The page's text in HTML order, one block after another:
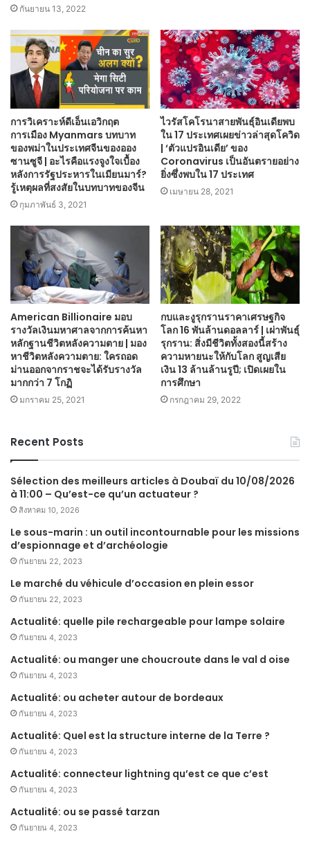
กันยายน 13, 2022
การวิเคราะห์ดีเอ็นเอวิกฤต
การเมือง Myanmars บทบาท
ของพม่าในประเทศจีนของออง
ซานซูจี | อะไรคือแรงจูงใจเบื้อง
หลังการรัฐประหารในเมียนมาร์?
รู้เหตุผลที่สงสัยในบทบาทของจีน
กุมภาพันธ์ 3, 2021
ไวรัสโคโรนาสายพันธุ์อินเดียพบ
ใน 17 ประเทศเผยข่าวล่าสุดโควิด
| ‘ตัวแปรอินเดีย’ ของ
Coronavirus เป็นอันตรายอย่าง
ยิ่งซึ่งพบใน 17 ประเทศ
เมษายน 28, 2021
American Billionaire มอบ
รางวัลเงินมหาศาลจากการค้นหา
หลักฐานชีวิตหลังความตาย | มอง
หาชีวิตหลังความตาย: ใครถอด
ม่านออกจากราชจะได้รับรางวัล
มากกว่า 7 โกฏิ
มกราคม 25, 2021
กบและงูรุกรานราคาเศรษฐกิจ
โลก 16 พันล้านดอลลาร์ | เผ่าพันธุ์
รุกราน: สิ่งมีชีวิตทั้งสองนี้สร้าง
ความหายนะให้กับโลก สูญเสีย
เงิน 13 ล้านล้านรูปี; เปิดเผยใน
การศึกษา
กรกฎาคม 29, 2022
Recent Posts
Sélection des meilleurs articles à Doubaï du 10/08/2026
à 11:00 – Qu’est-ce qu’un actuateur ?
สิงหาคม 10, 2026
Le sous-marin : un outil incontournable pour les missions
d’espionnage et d’archéologie
กันยายน 22, 2023
Le marché du véhicule d’occasion en plein essor
กันยายน 22, 2023
Actualité: quelle pile rechargeable pour lampe solaire
กันยายน 4, 2023
Actualité: ou manger une choucroute dans le val d oise
กันยายน 4, 2023
Actualité: ou acheter autour de bordeaux
กันยายน 4, 2023
Actualité: Quel est la structure interne de la Terre ?
กันยายน 4, 2023
Actualité: connecteur lightning qu’est ce que c’est
กันยายน 4, 2023
Actualité: ou se passé tarzan
กันยายน 4, 2023